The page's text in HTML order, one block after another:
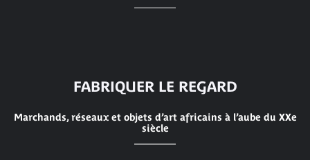
FABRIQUER LE REGARD
Marchands, réseaux et objets d’art africains à l’aube du XXe
siècle